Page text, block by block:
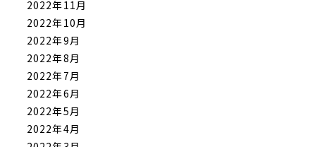
2022年11月
2022年10月
2022年9月
2022年8月
2022年7月
2022年6月
2022年5月
2022年4月